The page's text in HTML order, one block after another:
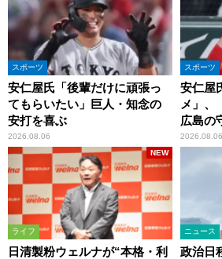
スポーツ
安仁屋氏「後輩だけに頑張っ
てもらいたい」巨人・知念の
安打を喜ぶ
2026.08.06
スポーツ
安仁屋
メ」、
広島の
2026.08.06
ライフ
日清製粉ウェルナが“本格・利
NEW
ニュース
政治日